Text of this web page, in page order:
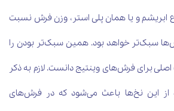
ابریشم و یا همان پلی استر، وزن فرش نسبت
سبک‌تر خواهد بود. همین سبک‌تر بودن را
برای فرش‌های وینتیج دانست. لازم به ذکر
از این نخ‌ها باعث می‌شود که در فرش‌های